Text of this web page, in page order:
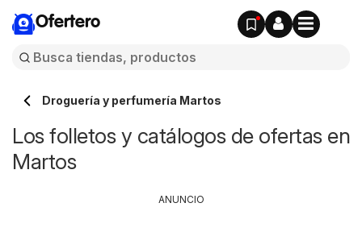
Ofertero
Droguería y perfumería Martos
Los folletos y catálogos de ofertas en
Martos
ANUNCIO